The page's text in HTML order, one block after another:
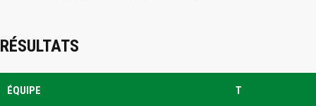
RÉSULTATS
ÉQUIPE T